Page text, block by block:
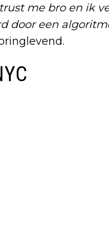
trust me bro en ik
door een